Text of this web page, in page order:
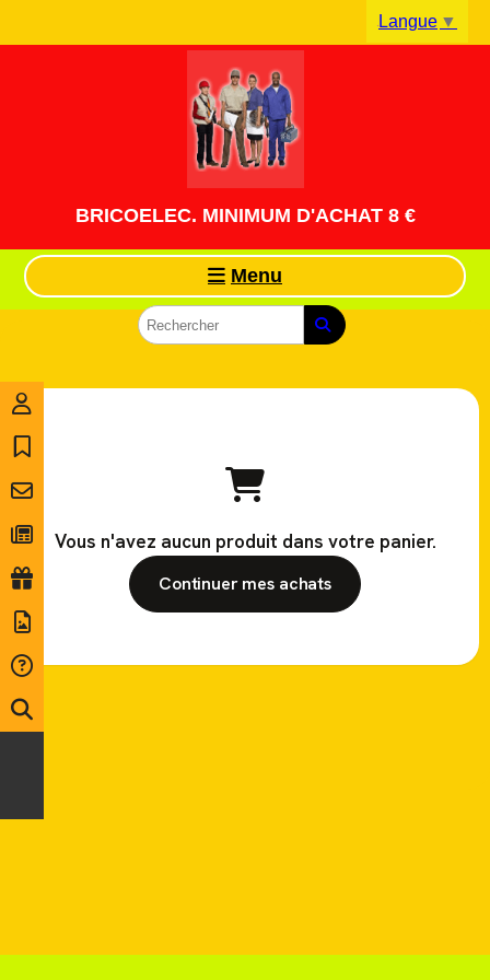
BRICOELEC. MINIMUM D'ACHAT 8 €
Menu
Vous n'avez aucun produit dans votre panier.
Continuer mes achats
Langue ▼